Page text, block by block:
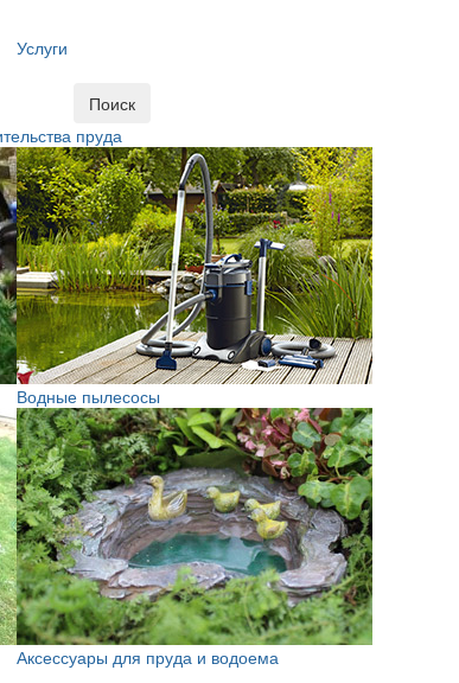
Услуги
Поиск
пруда
Водные пылесосы
Аксессуары для пруда и водоема